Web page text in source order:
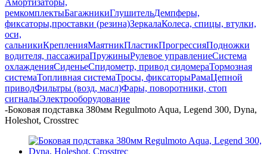
ремкомплектыБагажникиГлушительДемпферы,
фиксаторы,проставки (резина)ЗеркалаКолеса, спицы, втулки,
оси,
сальникиКрепленияМаятникПластикПрогрессияПодножки
водителя, пассажираПружиныРулевое управлениеСистема
охлажденияСиденьеСпидометр, привод сидомераТормозная
системаТопливная системаТросы, фиксаторыРамаЦепной
приводФильтры (возд, масл)Фары, поворотники, стоп
сигналыЭлектрооборудование
-Боковая подставка 380мм Regulmoto Aqua, Legend 300, Dyna,
Holeshot, Crosstrec